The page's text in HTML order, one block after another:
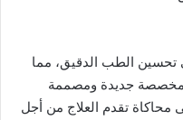
تحسين الطب الدقيق، مما
مخصصة جديدة ومصممة
محاكاة تقدم العلاج من أجل